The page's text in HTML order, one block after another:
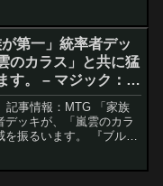
注目を集めています。
第一」統率者デッ
のカラス」と共に猛
す。 – マジック：
ング
記事情報：MTG 「家族
デッキが、「嵐雲のカラ
を振るいます。 『ブルー